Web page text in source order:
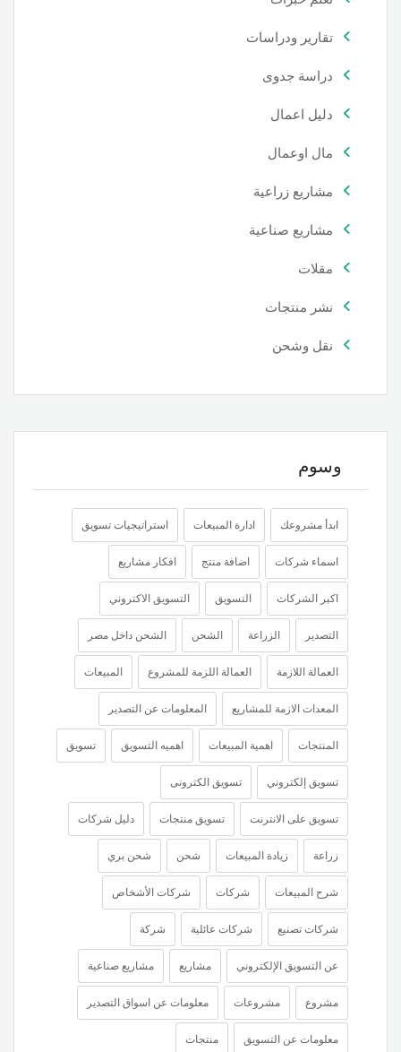
تقارير ودراسات
دراسة جدوى
دليل اعمال
مال اوعمال
مشاريع زراعية
مشاريع صناعية
مقلات
نشر منتجات
نقل وشحن
وسوم
ابدأ مشروعك ادارة المبيعات استراتيجيات تسويق
اسماء شركات اضافة منتج افكار مشاريع
اكبر الشركات التسويق التسويق الاكتروني
التصدير الزراعة الشحن الشحن داخل مصر
العمالة اللازمة العمالة اللزمة للمشروع المبيعات
المعدات الازمة للمشاريع المعلومات عن التصدير
المنتجات اهمية المبيعات اهميه التسويق تسويق
تسويق إلكتروني تسويق الكترونى
تسويق على الانترنت تسويق منتجات دليل شركات
زراعة زيادة المبيعات شحن شحن بري
شرح المبيعات شركات شركات الأشخاص
شركات تصنيع شركات عائلية شركة
عن التسويق الإلكتروني مشاريع مشاريع صناعية
مشروع مشروعات معلومات عن اسواق التصدير
معلومات عن التسويق منتجات